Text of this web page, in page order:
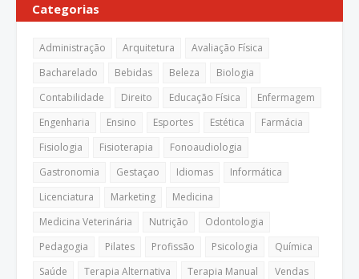
Categorias
Administração Arquitetura
Avaliação Física
Bacharelado
Bebidas Beleza
Biologia
Contabilidade
Direito Educação Física
Enfermagem
Engenharia
Ensino Esportes Estética
Farmácia
Fisiologia
Fisioterapia
Fonoaudiologia
Gastronomia
Gestaçao Idiomas
Informática
Licenciatura
Marketing
Medicina
Medicina Veterinária
Nutrição
Odontologia
Pedagogia
Pilates Profissão Psicologia
Química
Saúde
Terapia Alternativa Terapia Manual
Vendas